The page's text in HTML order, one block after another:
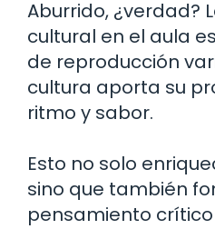
Aburrido, ¿verdad?
cultural en el aula
de reproducción
cultura aporta su
ritmo y sabor.
Esto no solo
sino que también
pensamiento